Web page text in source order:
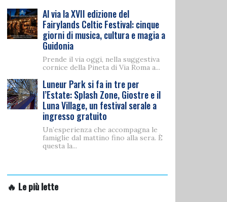
Al via la XVII edizione del
Fairylands Celtic Festival: cinque
giorni di musica, cultura e magia a
Guidonia
Prende il via oggi, nella suggestiva
cornice della Pineta di Via Roma a...
Luneur Park si fa in tre per
l’Estate: Splash Zone, Giostre e il
Luna Village, un festival serale a
ingresso gratuito
Un’esperienza che accompagna le
famiglie dal mattino fino alla sera. È
questa la...
🔥 Le più lette